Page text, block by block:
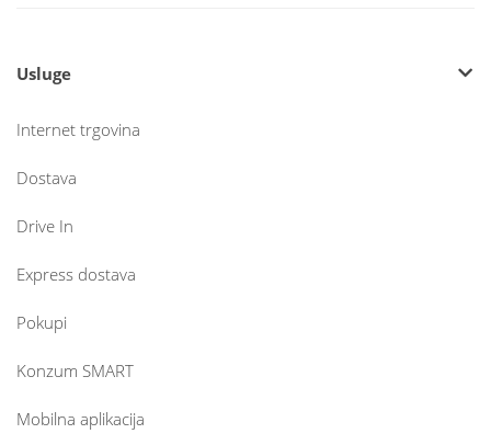
Usluge
Internet trgovina
Dostava
Drive In
Express dostava
Pokupi
Konzum SMART
Mobilna aplikacija